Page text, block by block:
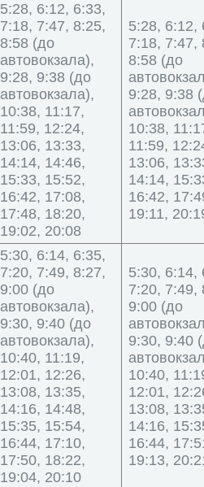
5:28, 6:12, 6:33,
7:18, 7:47, 8:25,
8:58 (до
автовокзала),
9:28, 9:38 (до
автовокзала),
10:38, 11:17,
11:59, 12:24,
13:06, 13:33,
14:14, 14:46,
15:33, 15:52,
16:42, 17:08,
17:48, 18:20,
19:02, 20:08
5:28, 6:12,
7:18, 7:47,
8:58 (до
9:28, 9:38
10:38,
11:59,
13:06,
14:14,
16:42,
19:11,
5:30, 6:14, 6:35,
7:20, 7:49, 8:27,
9:00 (до
автовокзала),
9:30, 9:40 (до
автовокзала),
10:40, 11:19,
12:01, 12:26,
13:08, 13:35,
14:16, 14:48,
15:35, 15:54,
16:44, 17:10,
17:50, 18:22,
19:04, 20:10
5:30, 6:14,
7:20, 7:49,
9:00 (до
9:30, 9:40
10:40,
12:01,
13:08,
14:16,
16:44,
19:13,